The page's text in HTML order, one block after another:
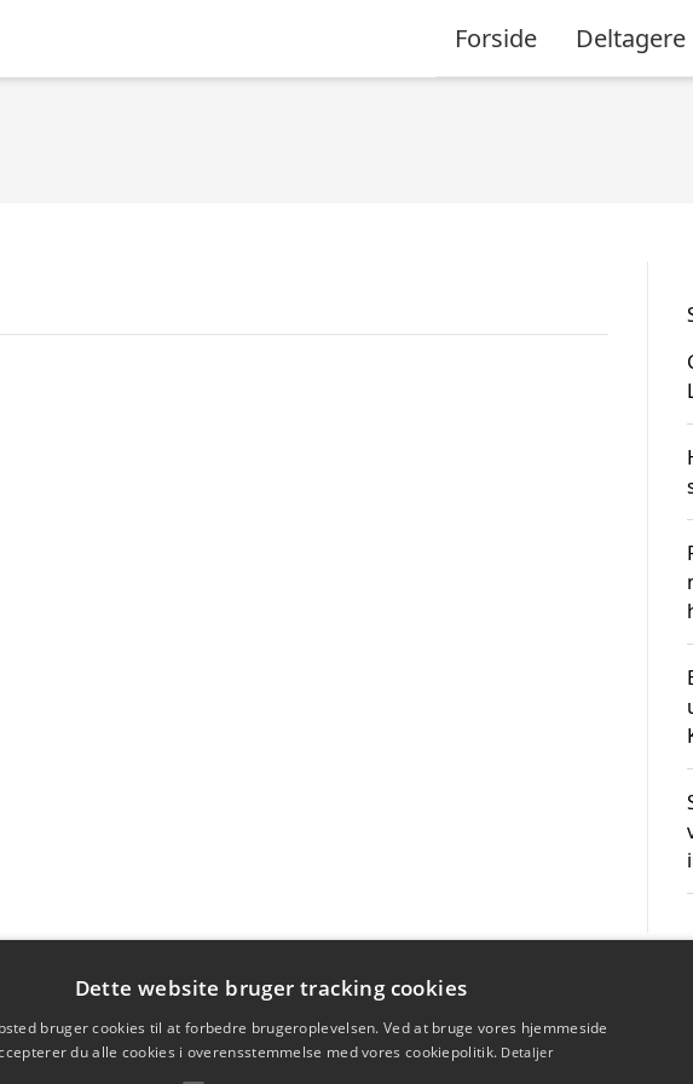
Forside Deltagere
Dette website bruger tracking cookies
bruger cookies til at forbedre brugeroplevelsen. Ved at bruge vores hjemmeside
du alle cookies i overensstemmelse med vores cookiepolitik. Detaljer